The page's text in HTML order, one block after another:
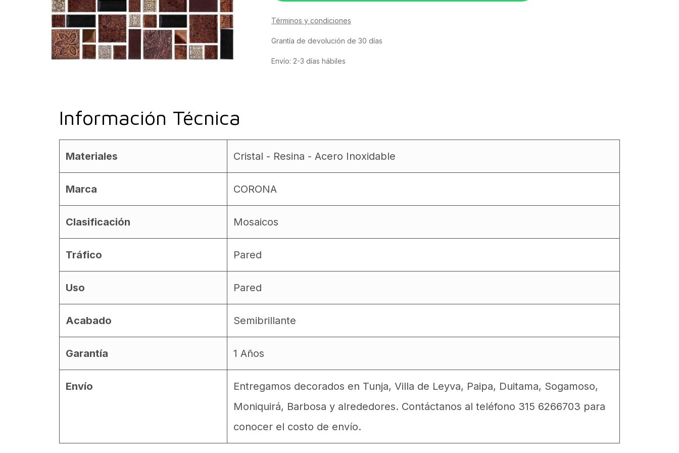
Términos y condiciones
Grantía de devolución de 30 días
Envío: 2-3 días hábiles
Información Técnica
Materiales Cristal - Resina - Acero Inoxidable
Marca CORONA
Clasificación Mosaicos
Tráfico Pared
Uso Pared
Acabado Semibrillante
Garantía 1 Años
Envío
Entregamos decorados en Tunja, Villa de Leyva, Paipa, Duitama, Sogamoso,
Moniquirá, Barbosa y alrededores. Contáctanos al teléfono 315 6266703 para
conocer el costo de envío.